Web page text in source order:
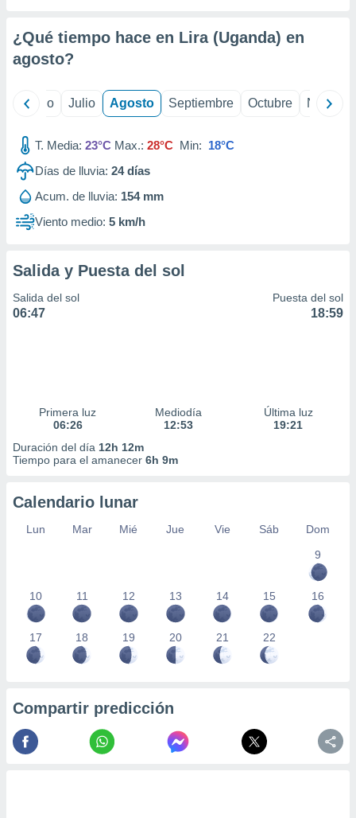
e
mediante
publicidad
publicidad
de
1199
¿Qué tiempo hace en Lira (Uganda) en
agosto?
Junio Julio Agosto Septiembre Octubre
T. Media: 23°C Max.: 28°C Min: 18°C
Días de lluvia: 24días
Acum. de lluvia: 154 mm
Viento medio: 5 km/h
Salida y Puesta del sol
Salida del sol
06:47
Puesta del sol
18:59
Primera luz
06:26
Mediodía
12:53
Última luz
19:21
Duración del día 12h 12m
Tiempo para el amanecer 6h 9m
Calendario lunar
Lun Mar Mié Jue Vie Sáb
Dom
9
10 11 12 13 14 15 16
17 18 19 20 21 22
Compartir predicción